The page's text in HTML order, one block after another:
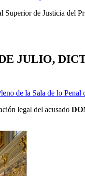
de Justicia del
JULIO,
de la Sala de lo
legal del acusado